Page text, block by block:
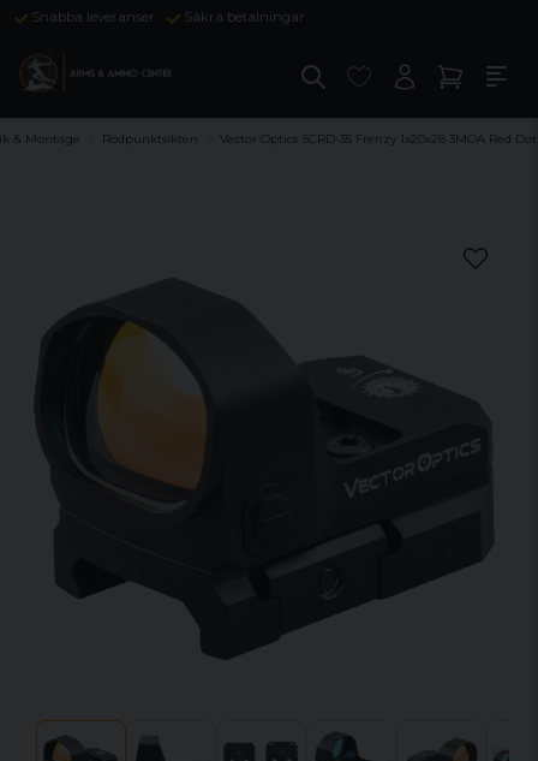
Snabba leveranser Säkra betalningar
& Montage Rödpunktsikten Vector Optics SCRD-35 Frenzy 1x20x28 3MOA Red